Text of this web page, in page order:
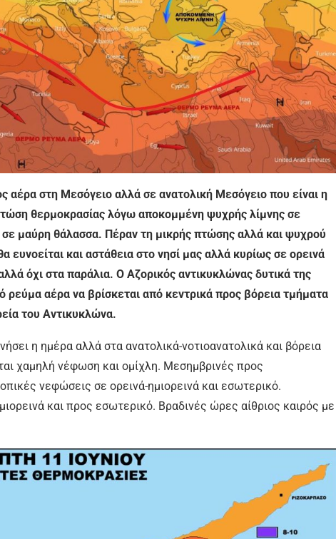
αέρα στη Μεσόγειο αλλά σε ανατολική Μεσόγειο που είναι η
θερμοκρασίας λόγω αποκομμένη ψυχρής λίμνης σε
μαύρη θάλασσα. Πέραν τη μικρής πτώσης αλλά και ψυχρού
και αστάθεια στο νησί μας αλλά κυρίως σε ορεινά
όχι στα παράλια. Ο Αζορικός αντικυκλώνας δυτικά της
ρεύμα αέρα να βρίσκεται από κεντρικά προς βόρεια τμήματα
του Αντικυκλώνα.
η ημέρα αλλά στα ανατολικά-νοτιοανατολικά και βόρεια
χαμηλή νέφωση και ομίχλη. Μεσημβρινές προς
νεφώσεις σε ορεινά-ημιορεινά και εσωτερικό.
και προς εσωτερικό. Βραδινές ώρες αίθριος καιρός με